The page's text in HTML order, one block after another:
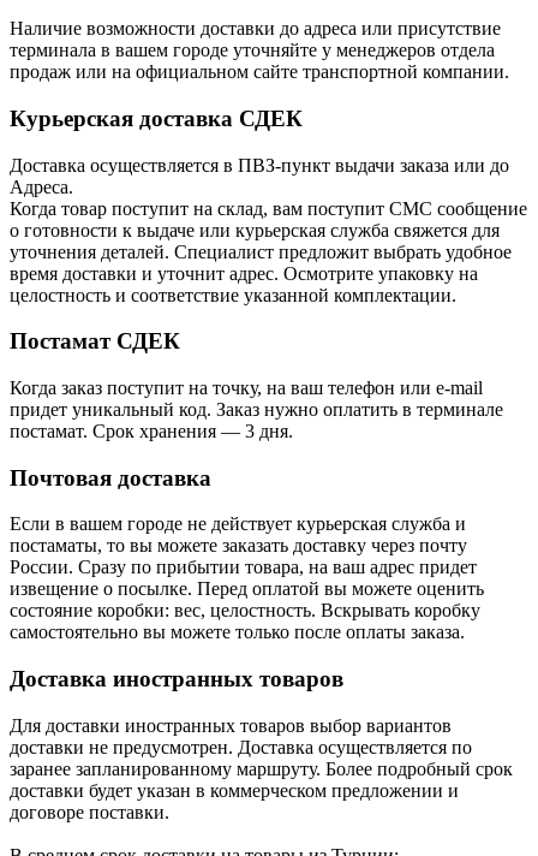
Наличие возможности доставки до адреса или присутствие
терминала в вашем городе уточняйте у менеджеров отдела
продаж или на официальном сайте транспортной компании.
Курьерская доставка СДЕК
Доставка осуществляется в ПВЗ-пункт выдачи заказа или до
Адреса.
Когда товар поступит на склад, вам поступит СМС сообщение
о готовности к выдаче или курьерская служба свяжется для
уточнения деталей. Специалист предложит выбрать удобное
время доставки и уточнит адрес. Осмотрите упаковку на
целостность и соответствие указанной комплектации.
Постамат СДЕК
Когда заказ поступит на точку, на ваш телефон или e-mail
придет уникальный код. Заказ нужно оплатить в терминале
постамат. Срок хранения — 3 дня.
Почтовая доставка
Если в вашем городе не действует курьерская служба и
постаматы, то вы можете заказать доставку через почту
России. Сразу по прибытии товара, на ваш адрес придет
извещение о посылке. Перед оплатой вы можете оценить
состояние коробки: вес, целостность. Вскрывать коробку
самостоятельно вы можете только после оплаты заказа.
Доставка иностранных товаров
Для доставки иностранных товаров выбор вариантов
доставки не предусмотрен. Доставка осуществляется по
заранее запланированному маршруту. Более подробный срок
доставки будет указан в коммерческом предложении и
договоре поставки.